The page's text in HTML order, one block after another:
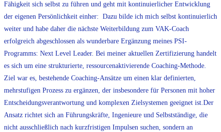
Fähigkeit sich selbst zu führen und geht mit kontinuierlicher Entwicklung
der eigenen Persönlichkeit einher: Dazu bilde ich mich selbst kontinuierlich
weiter und habe daher die nächste Weiterbildung zum VAK-Coach
erfolgreich abgeschlossen als wunderbare Ergänzung meines PSI-
Programms: Next Level Leader. Bei meiner aktuellen Zertifizierung handelt
es sich um eine strukturierte, ressourcenaktivierende Coaching-Methode.
Ziel war es, bestehende Coaching-Ansätze um einen klar definierten,
mehrstufigen Prozess zu ergänzen, der insbesondere für Personen mit hoher
Entscheidungsverantwortung und komplexen Zielsystemen geeignet ist.Der
Ansatz richtet sich an Führungskräfte, Ingenieure und Selbstständige, die
nicht ausschließlich nach kurzfristigen Impulsen suchen, sondern an